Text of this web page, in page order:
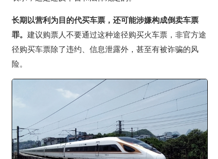
长期以营利为目的代买车票，还可能涉嫌构成倒卖车票
罪。 建议购票人不要通过这种途径购买火车票，非官方途
径购买车票除了违约、信息泄露外，甚至有被诈骗的风
险。